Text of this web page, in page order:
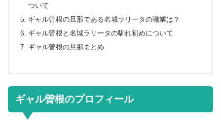
ついて
ギャル曽根の旦那である名城ラリータの職業は？
ギャル曽根と名城ラリータの馴れ初めについて
ギャル曽根の旦那まとめ
ギャル曽根のプロフィール